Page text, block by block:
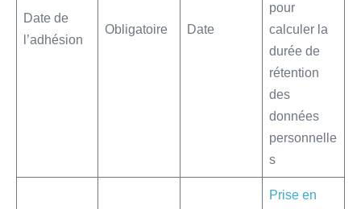
Date de
l’adhésion
Obligatoire Date
pour
calculer la
durée de
rétention
des
données
personnelle
s
Prise en